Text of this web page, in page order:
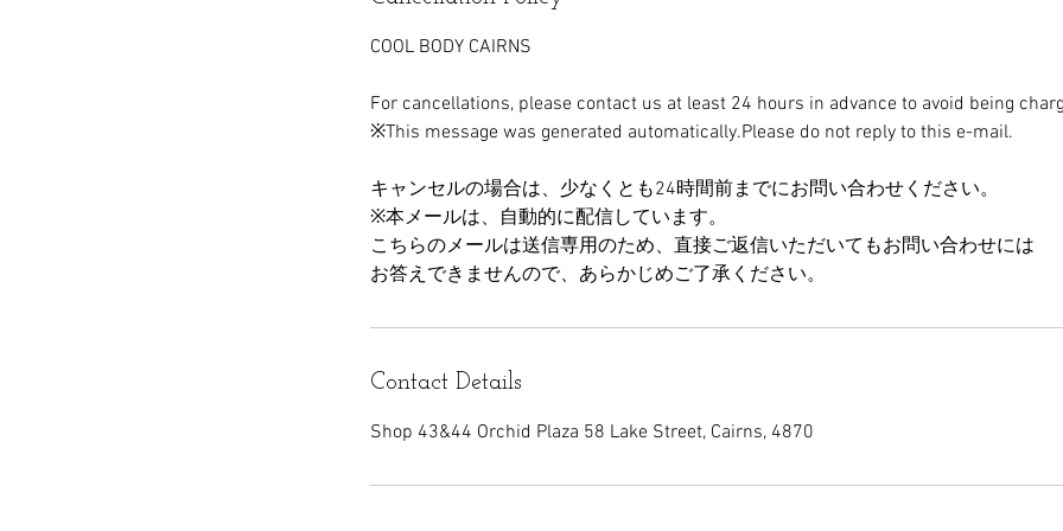
COOL BODY CAIRNS
For cancellations, please contact us at least 24 hours in advance to avoid being
※This message was generated automatically.Please do not reply to this e-mail.
キャンセルの場合は、少なくとも24時間前までにお問い合わせください。
※本メールは、自動的に配信しています。
こちらのメールは送信専用のため、直接ご返信いただいてもお問い合わせには
お答えできませんので、あらかじめご了承ください。
Contact Details
Shop 43&44 Orchid Plaza 58 Lake Street, Cairns, 4870